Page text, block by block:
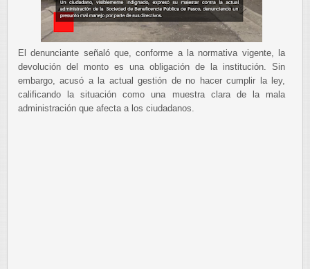
El denunciante señaló que, conforme a la normativa vigente, la
devolución del monto es una obligación de la institución. Sin
embargo, acusó a la actual gestión de no hacer cumplir la ley,
calificando la situación como una muestra clara de la mala
administración que afecta a los ciudadanos.